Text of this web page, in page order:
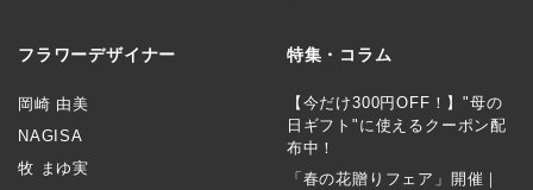
フラワーデザイナー
岡崎 由美
NAGISA
牧 まゆ実
特集・コラム
【今だけ300円OFF！】"母の
日ギフト"に使えるクーポン配
布中！
「春の花贈りフェア」開催｜